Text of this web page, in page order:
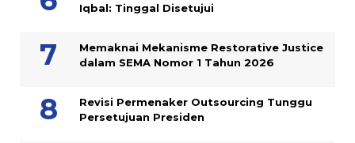
Iqbal: Tinggal Disetujui
Memaknai Mekanisme Restorative Justice
dalam SEMA Nomor 1 Tahun 2026
Revisi Permenaker Outsourcing Tunggu
Persetujuan Presiden